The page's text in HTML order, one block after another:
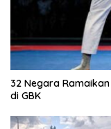
32 Negara
di GBK